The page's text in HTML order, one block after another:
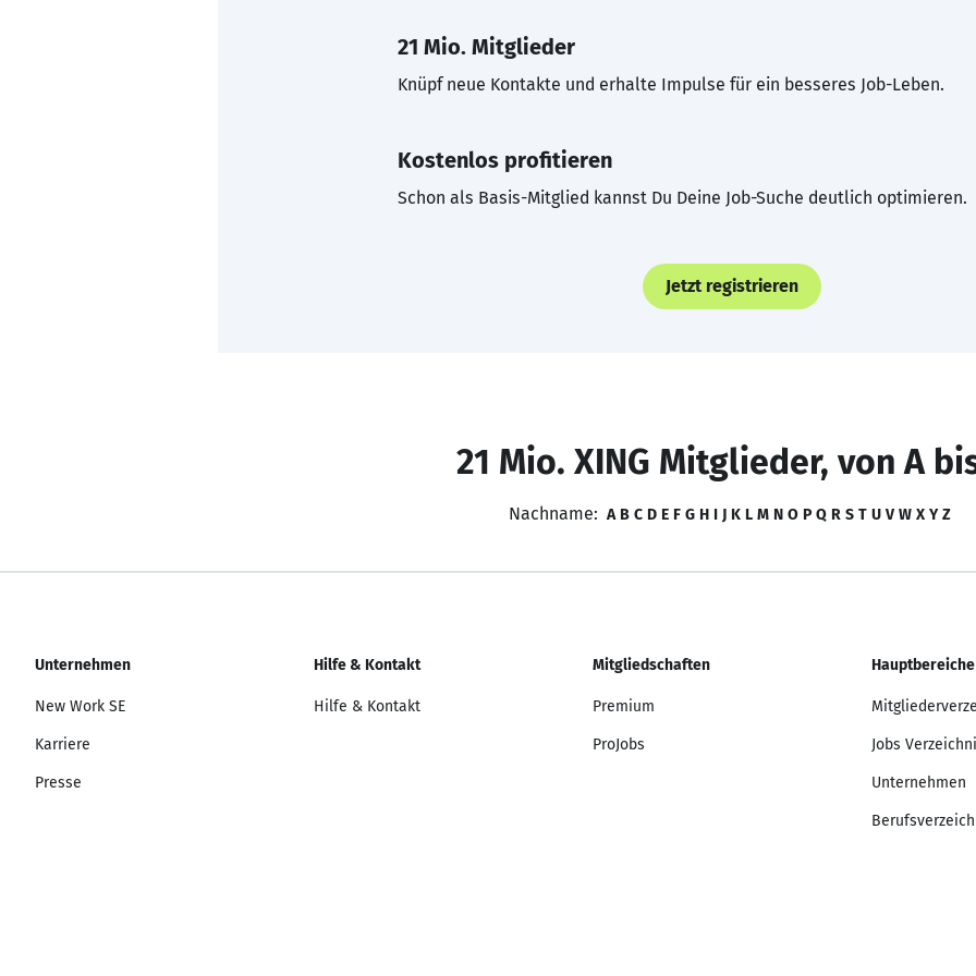
21 Mio. Mitglieder
Knüpf neue Kontakte und erhalte Impulse für ein besseres Job-Leben.
Kostenlos profitieren
Schon als Basis-Mitglied kannst Du Deine Job-Suche deutlich optimieren.
Jetzt registrieren
21 Mio. XING Mitglieder, von A
Nachname: A B C D E F G H I J K L M N O P Q R S T U V W X Y Z
Unternehmen
New Work SE
Karriere
Presse
Hilfe & Kontakt
Hilfe & Kontakt
Mitgliedschaften
Premium
ProJobs
Hauptbereiche
Jobs
Unternehmen